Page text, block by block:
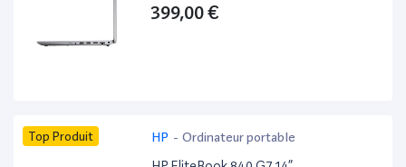
399,00 €
Top Produit HP - Ordinateur portable